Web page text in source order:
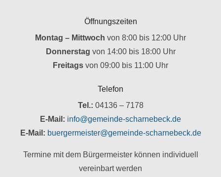
Öffnungszeiten
Montag – Mittwoch von 8:00 bis 12:00 Uhr
Donnerstag von 14:00 bis 18:00 Uhr
Freitags von 09:00 bis 11:00 Uhr
Telefon
Tel.: 04136 – 7178
E-Mail: info@gemeinde-scharnebeck.de
E-Mail: buergermeister@gemeinde-scharnebeck.de
Termine mit dem Bürgermeister können individuell
vereinbart werden